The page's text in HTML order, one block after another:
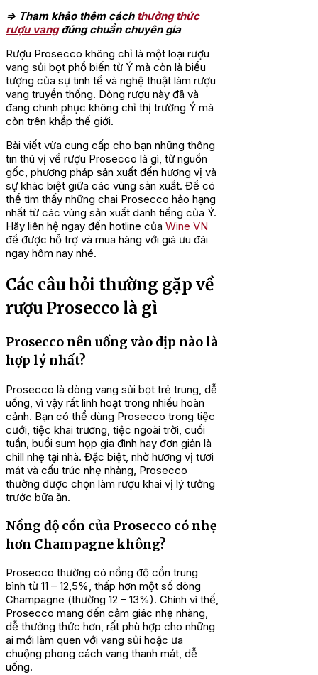
=> Tham khảo thêm cách thưởng thức
rượu vangđúng chuẩn chuyên gia
Rượu Prosecco không chỉ là một loại rượu
vang sủi bọt phổ biến từ Ý mà còn là biểu
tượng của sự tinh tế và nghệ thuật làm rượu
vang truyền thống. Dòng rượu này đã và
đang chinh phục không chỉ thị trường Ý mà
còn trên khắp thế giới.
Bài viết vừa cung cấp cho bạn những thông
tin thú vị về rượu Prosecco là gì, từ nguồn
gốc, phương pháp sản xuất đến hương vị và
sự khác biệt giữa các vùng sản xuất. Để có
thể tìm thấy những chai Prosecco hảo hạng
nhất từ các vùng sản xuất danh tiếng của Ý.
Hãy liên hệ ngay đến hotline của Wine VN
để được hỗ trợ và mua hàng với giá ưu đãi
ngay hôm nay nhé.
Các câu hỏi thường gặp về
rượu Prosecco là gì
Prosecco nên uống vào dịp nào là
hợp lý nhất?
Prosecco là dòng vang sủi bọt trẻ trung, dễ
uống, vì vậy rất linh hoạt trong nhiều hoàn
cảnh. Bạn có thể dùng Prosecco trong tiệc
cưới, tiệc khai trương, tiệc ngoài trời, cuối
tuần, buổi sum họp gia đình hay đơn giản là
chill nhẹ tại nhà. Đặc biệt, nhờ hương vị tươi
mát và cấu trúc nhẹ nhàng, Prosecco
thường được chọn làm rượu khai vị lý tưởng
trước bữa ăn.
Nồng độ cồn của Prosecco có nhẹ
hơn Champagne không?
Prosecco thường có nồng độ cồn trung
bình từ 11 – 12,5%, thấp hơn một số dòng
Champagne (thường 12 – 13%). Chính vì thế,
Prosecco mang đến cảm giác nhẹ nhàng,
dễ thưởng thức hơn, rất phù hợp cho những
ai mới làm quen với vang sủi hoặc ưa
chuộng phong cách vang thanh mát, dễ
uống.